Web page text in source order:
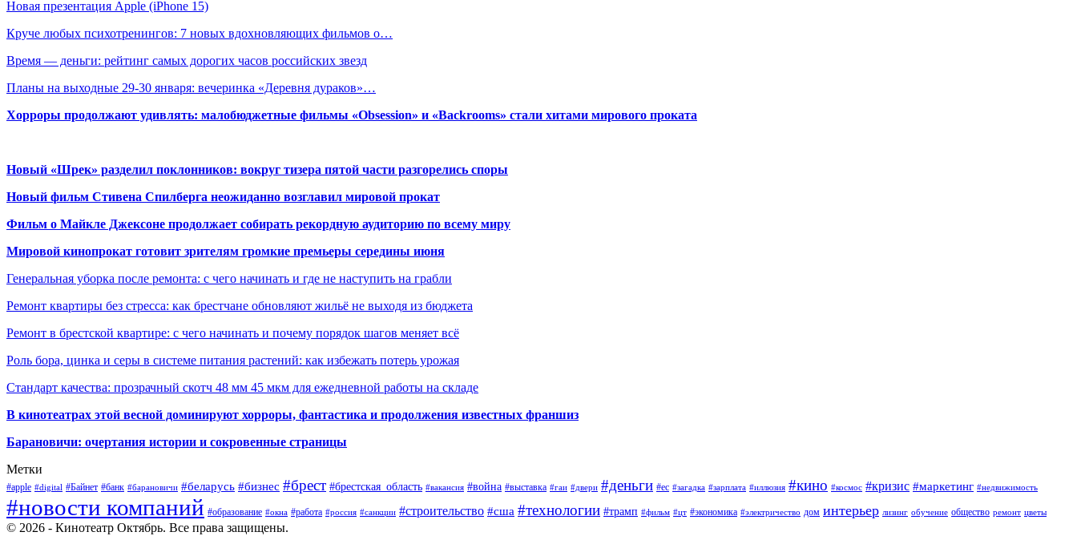
Новая презентация Apple (iPhone 15)
Круче любых психотренингов: 7 новых вдохновляющих фильмов о…
Время — деньги: рейтинг самых дорогих часов российских звезд
Планы на выходные 29-30 января: вечеринка «Деревня дураков»…
Хорроры продолжают удивлять: малобюджетные фильмы «Obsession» и «Backrooms» стали хитами мирового проката
Новый «Шрек» разделил поклонников: вокруг тизера пятой части разгорелись споры
Новый фильм Стивена Спилберга неожиданно возглавил мировой прокат
Фильм о Майкле Джексоне продолжает собирать рекордную аудиторию по всему миру
Мировой кинопрокат готовит зрителям громкие премьеры середины июня
Генеральная уборка после ремонта: с чего начинать и где не наступить на грабли
Ремонт квартиры без стресса: как брестчане обновляют жильё не выходя из бюджета
Ремонт в брестской квартире: с чего начинать и почему порядок шагов меняет всё
Роль бора, цинка и серы в системе питания растений: как избежать потерь урожая
Стандарт качества: прозрачный скотч 48 мм 45 мкм для ежедневной работы на складе
В кинотеатрах этой весной доминируют хорроры, фантастика и продолжения известных франшиз
Барановичи: очертания истории и сокровенные страницы
Метки
#apple #digital #Байнет #банк #барановичи #беларусь #бизнес #брест #брестская_область #вакансия #война #выставка #гаи #двери #деньги #ес #загадка #зарплата #иллюзия #кино #космос #кризис #маркетинг #недвижимость
#новости компаний #образование #окна #работа #россия #санкции #строительство #сша #технологии #трамп #фильм #цт #экономика #электричество дом интерьер лизинг обучение общество ремонт цветы
© 2026 - Кинотеатр Октябрь. Все права защищены.